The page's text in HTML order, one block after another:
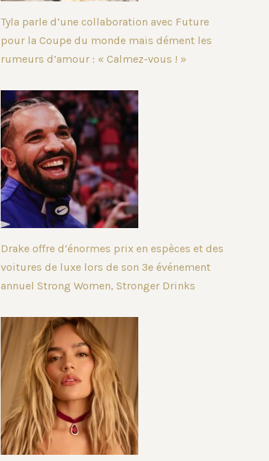
Tyla parle d’une collaboration avec Future
pour la Coupe du monde mais dément les
rumeurs d’amour : « Calmez-vous ! »
Drake offre d’énormes prix en espèces et des
voitures de luxe lors de son 3e événement
annuel Strong Women, Stronger Drinks